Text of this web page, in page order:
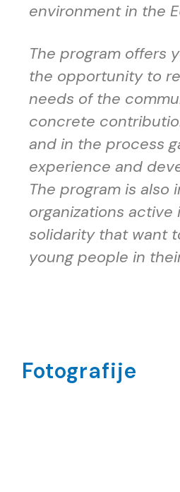
environment in the
The program offers
the opportunity to
needs of the
concrete
and in the process
experience and
The program is also
organizations
solidarity that want
young people in
Fotografije